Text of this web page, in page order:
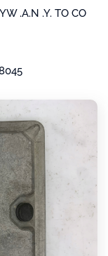
.A.N .Y. TO CO